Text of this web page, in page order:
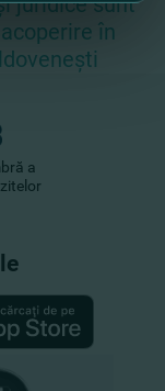
în
a